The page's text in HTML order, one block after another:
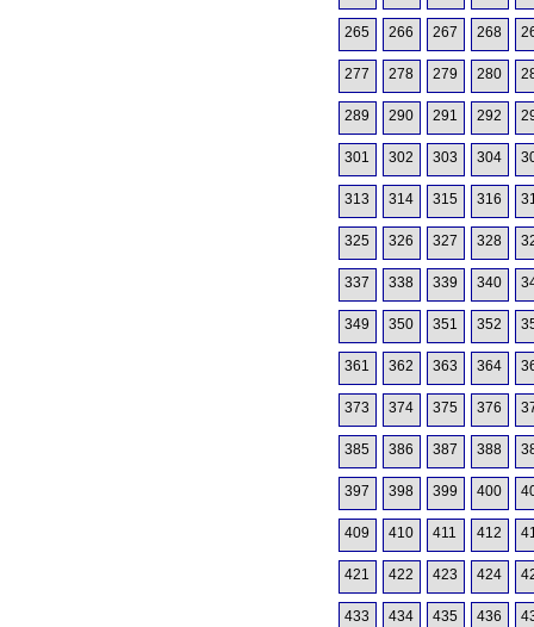
265 266 267 268
277 278 279 280
289 290 291 292
301 302 303 304
313 314 315 316
325 326 327 328
337 338 339 340
349 350 351 352
361 362 363 364
373 374 375 376
385 386 387 388
397 398 399 400
409 410 411 412
421 422 423 424
433 434 435 436